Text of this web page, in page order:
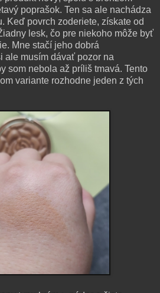
poprašok. Ten sa ale nachádza
Keď povrch zoderiete, získate od
lesk, čo pre niekoho môže byť
Mne stačí jeho dobrá
ale musím dávať pozor na
som nebola až príliš tmavá. Tento
variante rozhodne jeden z tých